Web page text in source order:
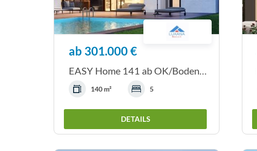
ab 301.000 €
EASY Home 141 ab OK/Bodenplatte
140 m² 5
DETAILS